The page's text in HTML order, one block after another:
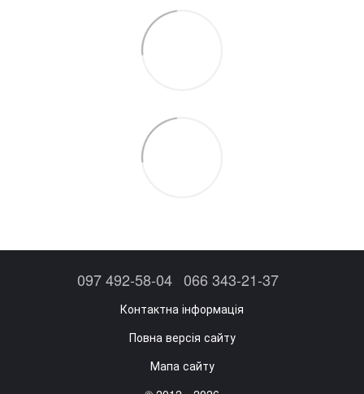
097 492-58-04 066 343-21-37
Контактна інформація
Повна версія сайту
Мапа сайту